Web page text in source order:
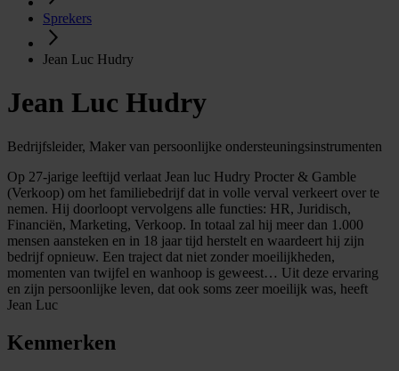
Sprekers
Jean Luc Hudry
Jean Luc Hudry
Bedrijfsleider, Maker van persoonlijke ondersteuningsinstrumenten
Op 27-jarige leeftijd verlaat Jean luc Hudry Procter & Gamble
(Verkoop) om het familiebedrijf dat in volle verval verkeert over te
nemen. Hij doorloopt vervolgens alle functies: HR, Juridisch,
Financiën, Marketing, Verkoop. In totaal zal hij meer dan 1.000
mensen aansteken en in 18 jaar tijd herstelt en waardeert hij zijn
bedrijf opnieuw. Een traject dat niet zonder moeilijkheden,
momenten van twijfel en wanhoop is geweest… Uit deze ervaring
en zijn persoonlijke leven, dat ook soms zeer moeilijk was, heeft
Jean Luc
Kenmerken